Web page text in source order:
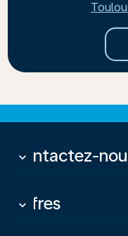
Contactez-
keyboard_arrow_down
Offres
keyboard_arrow_down